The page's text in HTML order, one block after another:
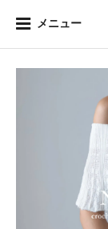
メニュー